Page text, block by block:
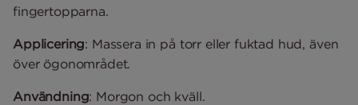
fingertopparna.
Applicering: Massera in på torr eller fuktad hud, även
över ögonområdet.
Användning: Morgon och kväll.